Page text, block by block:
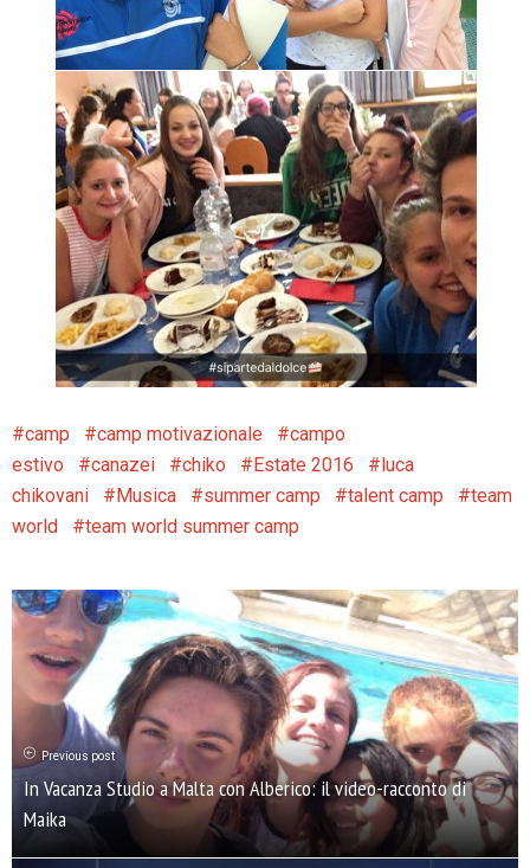
camp camp motivazionale
campo
estivo
canazei chiko Estate 2016
luca
chikovani
Musica summer camp talent camp
team
world
team world summer camp
Previous post
In Vacanza Studio a Malta con Alberico: il video-racconto di
Maika